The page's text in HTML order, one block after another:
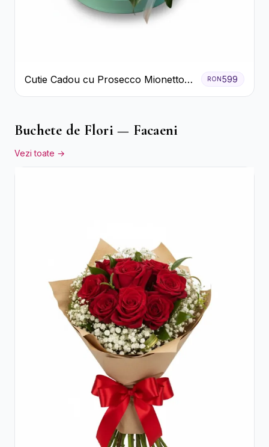
Cutie Cadou cu Prosecco Mionetto
Ferrero Rocher și Flori Pastelate
RON599
Buchete de Flori — Facaeni
Vezi toate →